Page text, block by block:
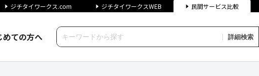
ジチタイワークス.com ジチタイワークスWEB 民間サービス比較
めての方へ 詳細検索